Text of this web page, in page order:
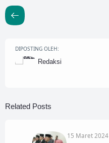
DIPOSTING OLEH:
Redaksi
Related Posts
15 Maret 2024